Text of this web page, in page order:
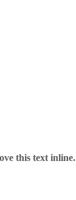
this text inline.